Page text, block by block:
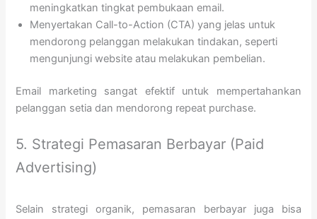
meningkatkan tingkat pembukaan email.
Menyertakan Call-to-Action (CTA) yang jelas untuk
mendorong pelanggan melakukan tindakan, seperti
mengunjungi website atau melakukan pembelian.
Email marketing sangat efektif untuk mempertahankan
pelanggan setia dan mendorong repeat purchase.
5. Strategi Pemasaran Berbayar (Paid
Advertising)
Selain strategi organik, pemasaran berbayar juga bisa